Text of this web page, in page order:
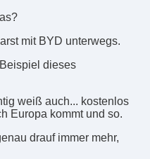
mit BYD unterwegs.
dieses
weiß auch... kostenlos
Europa kommt und so.
drauf immer mehr,